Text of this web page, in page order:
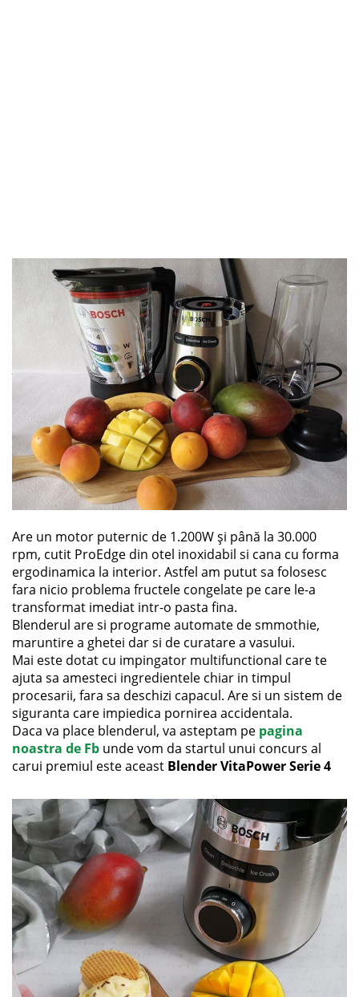
Are un motor puternic de 1.200W și până la 30.000
rpm, cutit ProEdge din otel inoxidabil si cana cu forma
ergodinamica la interior. Astfel am putut sa folosesc
fara nicio problema fructele congelate pe care le-a
transformat imediat intr-o pasta fina.
Blenderul are si programe automate de smmothie,
maruntire a ghetei dar si de curatare a vasului.
Mai este dotat cu impingator multifunctional care te
ajuta sa amesteci ingredientele chiar in timpul
procesarii, fara sa deschizi capacul. Are si un sistem de
siguranta care impiedica pornirea accidentala.
Daca va place blenderul, va asteptam pe pagina
noastra de Fb unde vom da startul unui concurs al
carui premiul este aceast Blender VitaPower Serie 4